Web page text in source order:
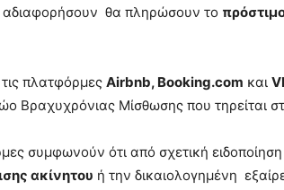
αδιαφορήσουν θα πληρώσουν το
πλατφόρμες Airbnb, Booking.com και
Βραχυχρόνιας Μίσθωσης που τηρείται
συμφωνούν ότι από σχετική
ακίνητου ή την δικαιολογημένη